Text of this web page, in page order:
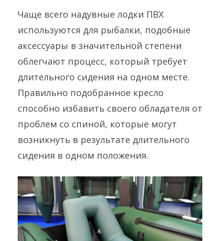
Чаще всего надувные лодки ПВХ
используются для рыбалки, подобные
аксессуары в значительной степени
облегчают процесс, который требует
длительного сидения на одном месте.
Правильно подобранное кресло
способно избавить своего обладателя от
проблем со спиной, которые могут
возникнуть в результате длительного
сидения в одном положения.